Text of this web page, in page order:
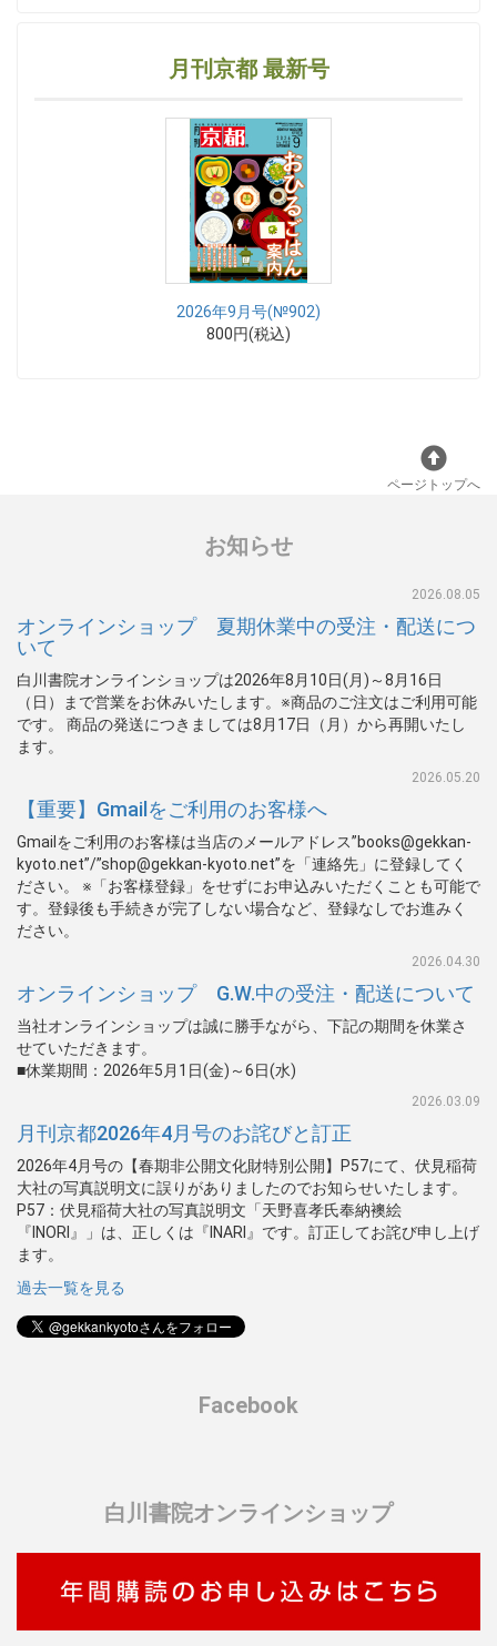
月刊京都 最新号
2026年9月号(№902)
800円(税込)
ページトップへ
お知らせ
2026.08.05
オンラインショップ 夏期休業中の受注・配送につ
いて
白川書院オンラインショップは2026年8月10日(月)～8月16日
（日）まで営業をお休みいたします。※商品のご注文はご利用可能
です。 商品の発送につきましては8月17日（月）から再開いたし
ます。
2026.05.20
【重要】Gmailをご利用のお客様へ
Gmailをご利用のお客様は当店のメールアドレス”books@gekkan-
kyoto.net”/”shop@gekkan-kyoto.net”を「連絡先」に登録してく
ださい。 ※「お客様登録」をせずにお申込みいただくことも可能で
す。登録後も手続きが完了しない場合など、登録なしでお進みく
ださい。
2026.04.30
オンラインショップ G.W.中の受注・配送について
当社オンラインショップは誠に勝手ながら、下記の期間を休業さ
せていただきます。
■休業期間：2026年5月1日(金)～6日(水)
2026.03.09
月刊京都2026年4月号のお詫びと訂正
2026年4月号の【春期非公開文化財特別公開】P57にて、伏見稲荷
大社の写真説明文に誤りがありましたのでお知らせいたします。
P57：伏見稲荷大社の写真説明文「天野喜孝氏奉納襖絵
『INORI』」は、正しくは『INARI』です。訂正してお詫び申し上げ
ます。
過去一覧を見る
Facebook
白川書院オンラインショップ